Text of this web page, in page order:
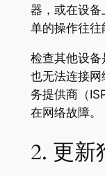
器，或在设
单的操作往往
检查其他设
也无法连接网
务提供商（
在网络故障。
2. 更新